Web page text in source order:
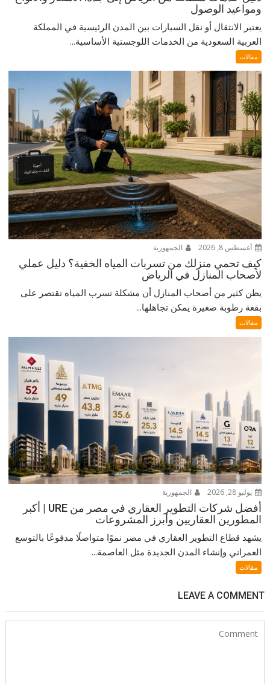
ومواعيد الوصول
يعتبر الانتقال أو نقل السيارات بين المدن الرئيسية في المملكة
العربية السعودية من الخدمات اللوجستية الأساسية...
مقالات
أغسطس 8, 2026 الجمهورية
كيف تحمي منزلك من تسربات المياه الخفية؟ دليل عملي
لأصحاب المنازل في الرياض
يظن كثير من أصحاب المنازل أن مشكلة تسرب المياه تقتصر على
بقعة رطوبة صغيرة يمكن تجاهلها...
مقالات
يوليو 28, 2026 الجمهورية
أفضل شركات التطوير العقاري في مصر من URE | أكبر
المطورين العقاريين وأبرز المشروعات
يشهد قطاع التطوير العقاري في مصر نموًا متواصلًا مدفوعًا بالتوسع
العمراني وإنشاء المدن الجديدة مثل العاصمة...
مقالات
LEAVE A COMMENT